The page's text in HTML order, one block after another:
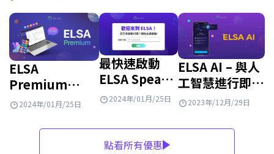
ELSA
Premium
2026 最新版本
2024年/01月/25日
最快速啟動
ELSA Speak
帳戶的方法
2024年/01月/25日
ELSA AI – 與人
工智慧進行即時
英語對話
2023年/12月/29日
點看所有優惠